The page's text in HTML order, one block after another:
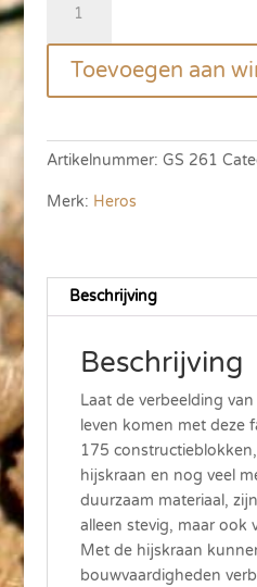
Hijskraan
en
aantal
Toevoegen aan
Artikelnummer: GS 261
Merk: Heros
Beschrijving
Beschrijving
Laat de verbeelding
leven komen met deze
175
hijskraan en nog veel
duurzaam materiaal,
alleen stevig, maar ook
Met de hijskraan
bouwvaardigheden